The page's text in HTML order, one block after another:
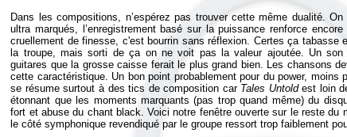
Dans les compositions, n’espérez pas trouver cette même dualité.
ultra marqués, l’enregistrement basé sur la puissance renforce
cruellement de finesse, c'est bourrin sans réflexion. Certes ça tabasse
la troupe, mais sorti de ça on ne voit pas la valeur ajoutée. Un
guitares que la grosse caisse ferait le plus grand bien. Les chansons
cette caractéristique. Un bon point probablement pour du power, moins
se résume surtout à des tics de composition car Tales Untoldest loin
étonnant que les moments marquants (pas trop quand même) du
fort et abuse du chant black. Voici notre fenêtre ouverte sur le reste du
le côté symphonique revendiqué par le groupe ressort trop faiblement